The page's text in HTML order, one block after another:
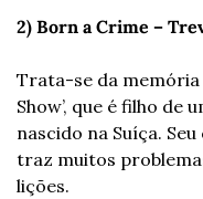
2) Born a Crime –
Trata-se da
Show’, que é filho de
nascido na Suíça.
traz muitos
lições.